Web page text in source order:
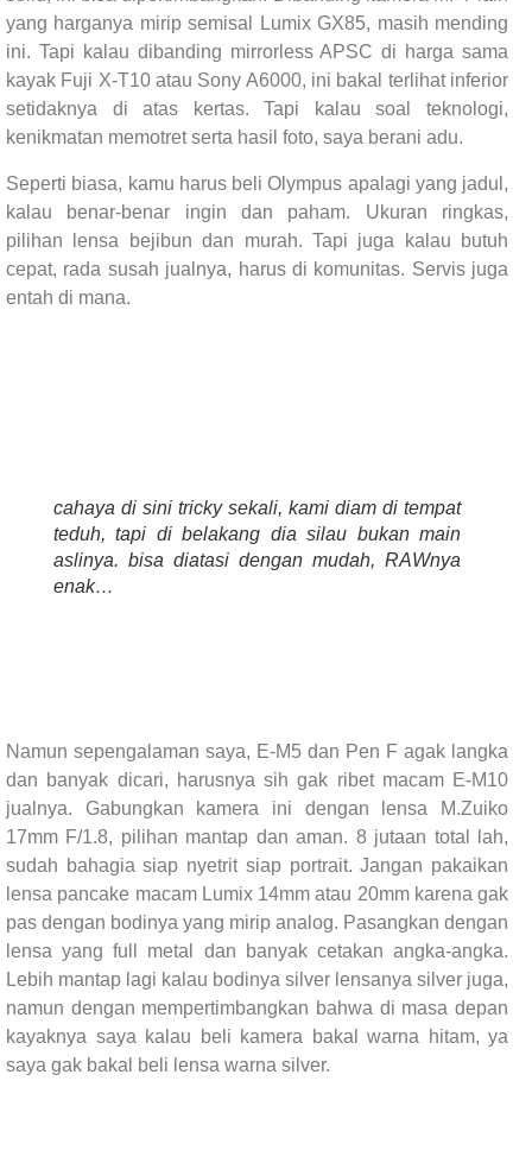
yang harganya mirip semisal Lumix GX85, masih mending
ini. Tapi kalau dibanding mirrorless APSC di harga sama
kayak Fuji X-T10 atau Sony A6000, ini bakal terlihat inferior
setidaknya di atas kertas. Tapi kalau soal teknologi,
kenikmatan memotret serta hasil foto, saya berani adu.
Seperti biasa, kamu harus beli Olympus apalagi yang jadul,
kalau benar-benar ingin dan paham. Ukuran ringkas,
pilihan lensa bejibun dan murah. Tapi juga kalau butuh
cepat, rada susah jualnya, harus di komunitas. Servis juga
entah di mana.
cahaya di sini tricky sekali, kami diam di tempat
teduh, tapi di belakang dia silau bukan main
aslinya. bisa diatasi dengan mudah, RAWnya
enak…
Namun sepengalaman saya, E-M5 dan Pen F agak langka
dan banyak dicari, harusnya sih gak ribet macam E-M10
jualnya. Gabungkan kamera ini dengan lensa M.Zuiko
17mm F/1.8, pilihan mantap dan aman. 8 jutaan total lah,
sudah bahagia siap nyetrit siap portrait. Jangan pakaikan
lensa pancake macam Lumix 14mm atau 20mm karena gak
pas dengan bodinya yang mirip analog. Pasangkan dengan
lensa yang full metal dan banyak cetakan angka-angka.
Lebih mantap lagi kalau bodinya silver lensanya silver juga,
namun dengan mempertimbangkan bahwa di masa depan
kayaknya saya kalau beli kamera bakal warna hitam, ya
saya gak bakal beli lensa warna silver.